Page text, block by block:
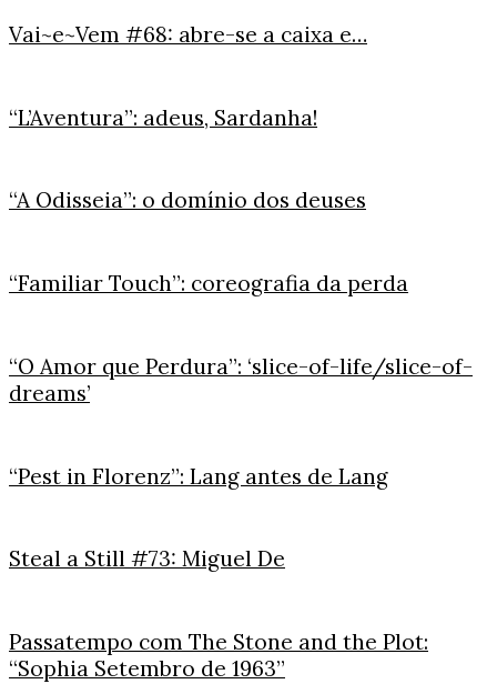
Vai~e~Vem #68: abre-se a caixa e…
“L’Aventura”: adeus, Sardanha!
“A Odisseia”: o domínio dos deuses
“Familiar Touch”: coreografia da perda
“O Amor que Perdura”: ‘slice-of-life/slice-of-
dreams’
“Pest in Florenz”: Lang antes de Lang
Steal a Still #73: Miguel De
Passatempo com The Stone and the Plot:
“Sophia Setembro de 1963”